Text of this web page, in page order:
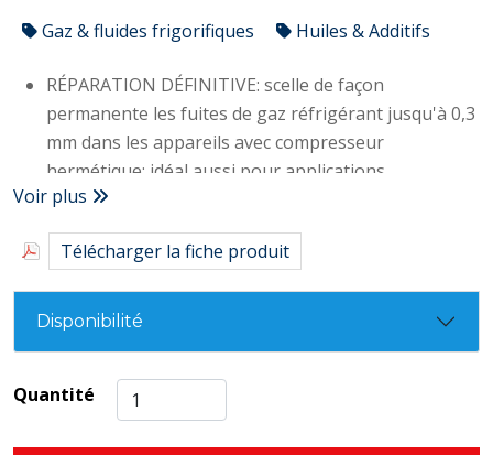
Gaz & fluides frigorifiques Huiles & Additifs
RÉPARATION DÉFINITIVE: scelle de façon
permanente les fuites de gaz réfrigérant jusqu'à 0,3
mm dans les appareils avec compresseur
hermétique; idéal aussi pour applications
préventives
SPÉCIFIQUE pour gaz réfrigérants R600 - R290 –
R134a
EFFICACE à la fois sur les composants en caoutchouc
et en métal du système
FACILE À UTILISER: conditionné en seringue de 6
mL, garantit une opération facile et sûre
Voir plus
Télécharger la fiche produit
Disponibilité
Quantité